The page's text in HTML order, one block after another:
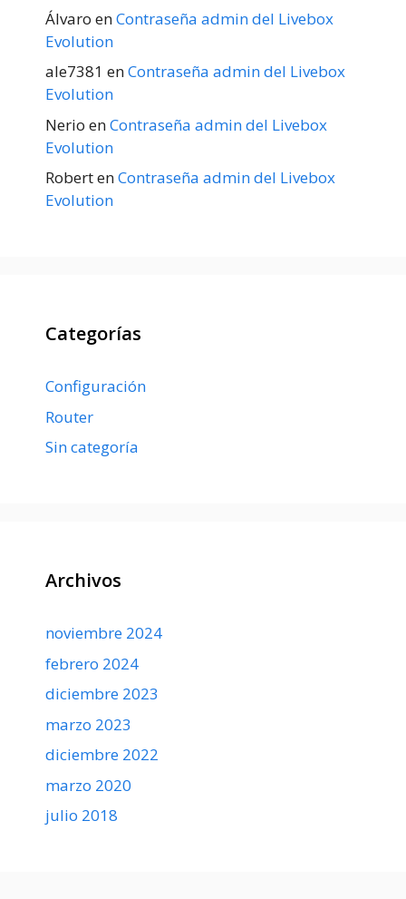
Álvaro enContraseña admin del Livebox
Evolution
ale7381 enContraseña admin del Livebox
Evolution
Nerio enContraseña admin del Livebox
Evolution
RobertenContraseña admin del Livebox
Evolution
Categorías
Configuración
Router
Sin categoría
Archivos
noviembre 2024
febrero 2024
diciembre 2023
marzo 2023
diciembre 2022
marzo 2020
julio 2018